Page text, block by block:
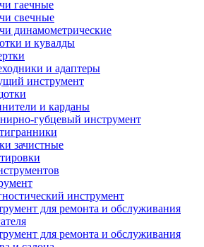
гаечные
свечные
динамометрические
и кувалды
и адаптеры
инструмент
и карданы
губцевый инструмент
зачистные
инструмент
для ремонта и обслуживания
для ремонта и обслуживания